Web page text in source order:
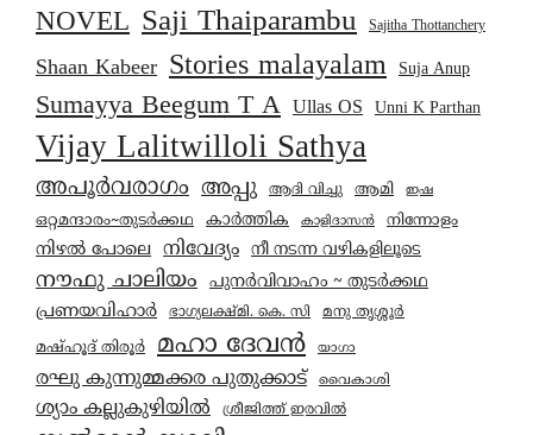
NOVEL Saji Thaiparambu Sajitha Thottanchery
Shaan Kabeer Stories malayalam Suja Anup
Sumayya Beegum T A Ullas OS Unni K Parthan
Vijay Lalitwilloli Sathya
അപൂർവരാഗം അപ്പു ആദി വിച്ചു ആമി ഇഷ
ഒറ്റമന്ദാരം~തുടർക്കഥ കാര്‍ത്തിക കാളിദാസൻ നിന്നോളം
നിഴൽ പോലെ നിവേദ്യം നീ നടന്ന വഴികളിലൂടെ
നൗഫു ചാലിയം പുനർവിവാഹം ~ തുടർക്കഥ
പ്രണയവിഹാർ ഭാഗ്യലക്ഷ്മി. കെ. സി
മനു തൃശ്ശൂർ
മഷ്ഹൂദ് തിരൂർ
മഹാ ദേവൻ യാഗാ
രഘു കുന്നുമ്മക്കര പുതുക്കാട് വൈകാശി
ശ്യാം കല്ലുകുഴിയിൽ ശ്രീജിത്ത് ഇരവിൽ